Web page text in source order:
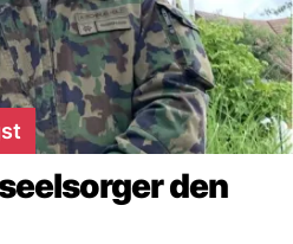
den